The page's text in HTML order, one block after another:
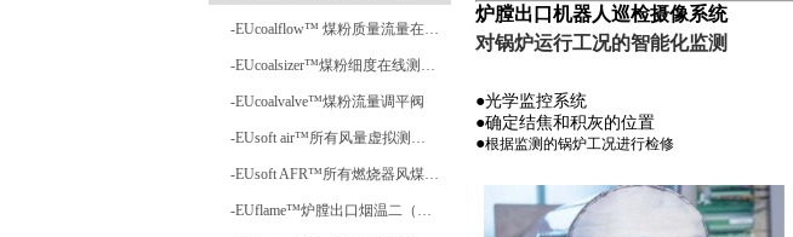
-EUcoalflow™ 煤粉质量流量在线测量系统
-EUcoalsizer™煤粉细度在线测量装置
-EUcoalvalve™煤粉流量调平阀
-EUsoft air™所有风量虚拟测量系统
-EUsoft AFR™所有燃烧器风煤比管理系统
-EUflame™炉膛出口烟温二（三）维测量系统
炉膛出口机器人巡检摄像系统
对锅炉运行工况的智能化监测
●光学监控系统
●确定结焦和积灰的位置
●根据监测的锅炉工况进行检修